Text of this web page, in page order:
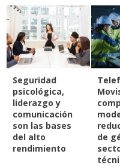
Seguridad
psicológica,
liderazgo y
comunicación
son las bases
del alto
rendimiento
de